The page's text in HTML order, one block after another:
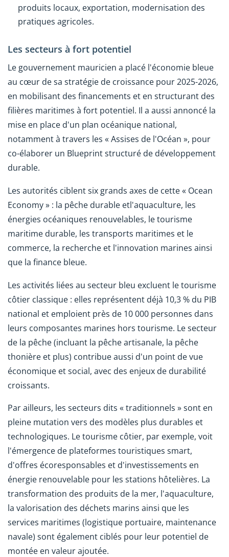
produits locaux, exportation, modernisation des
pratiques agricoles.
Les secteurs à fort potentiel
Le gouvernement mauricien a placé l'économie bleue
au cœur de sa stratégie de croissance pour 2025-2026,
en mobilisant des financements et en structurant des
filières maritimes à fort potentiel. Il a aussi annoncé la
mise en place d'un plan océanique national,
notamment à travers les « Assises de l'Océan », pour
co-élaborer un Blueprint structuré de développement
durable.
Les autorités ciblent six grands axes de cette « Ocean
Economy » : la pêche durable etl'aquaculture, les
énergies océaniques renouvelables, le tourisme
maritime durable, les transports maritimes et le
commerce, la recherche et l'innovation marines ainsi
que la finance bleue.
Les activités liées au secteur bleu excluent le tourisme
côtier classique : elles représentent déjà 10,3 % du PIB
national et emploient près de 10 000 personnes dans
leurs composantes marines hors tourisme. Le secteur
de la pêche (incluant la pêche artisanale, la pêche
thonière et plus) contribue aussi d'un point de vue
économique et social, avec des enjeux de durabilité
croissants.
Par ailleurs, les secteurs dits « traditionnels » sont en
pleine mutation vers des modèles plus durables et
technologiques. Le tourisme côtier, par exemple, voit
l'émergence de plateformes touristiques smart,
d'offres écoresponsables et d'investissements en
énergie renouvelable pour les stations hôtelières. La
transformation des produits de la mer, l'aquaculture,
la valorisation des déchets marins ainsi que les
services maritimes (logistique portuaire, maintenance
navale) sont également ciblés pour leur potentiel de
montée en valeur ajoutée.